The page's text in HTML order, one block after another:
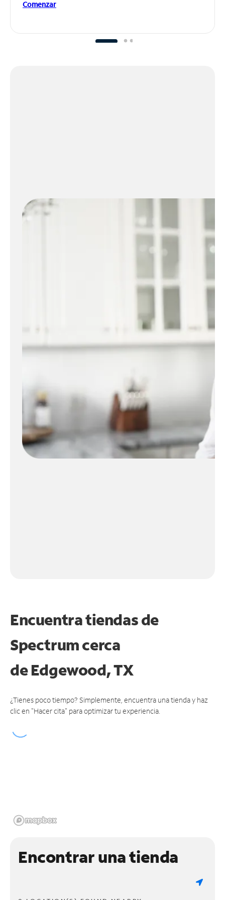
Comenzar
Encuentra tiendas de
Spectrum cerca
deEdgewood, TX
¿Tienes poco tiempo? Simplemente, encuentra una tienda y haz
clic en "Hacer cita" para optimizar tu experiencia.
Encontrar una tienda